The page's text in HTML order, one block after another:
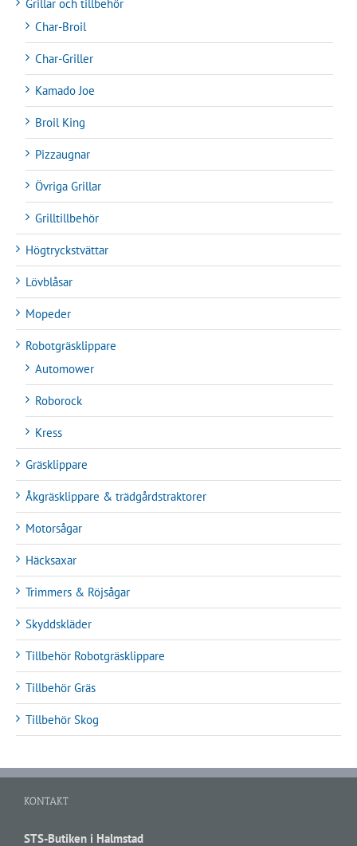
Grillar och tillbehör
Char-Broil
Char-Griller
Kamado Joe
Broil King
Pizzaugnar
Övriga Grillar
Grilltillbehör
Högtryckstvättar
Lövblåsar
Mopeder
Robotgräsklippare
Automower
Roborock
Kress
Gräsklippare
Åkgräsklippare & trädgårdstraktorer
Motorsågar
Häcksaxar
Trimmers & Röjsågar
Skyddskläder
Tillbehör Robotgräsklippare
Tillbehör Gräs
Tillbehör Skog
KONTAKT
STS-Butiken i Halmstad